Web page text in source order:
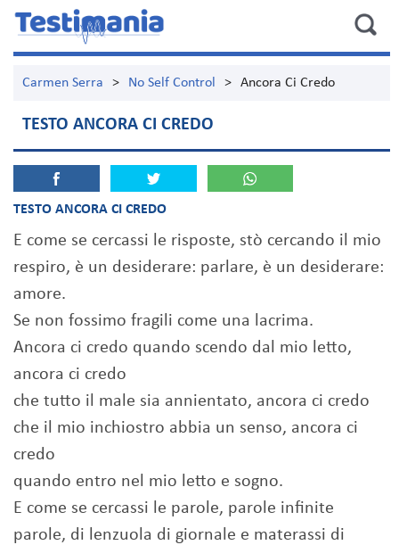
Carmen Serra > No Self Control > Ancora Ci Credo
TESTO ANCORA CI CREDO
TESTO ANCORA CI CREDO
E come se cercassi le risposte, stò cercando il mio
respiro, è un desiderare: parlare, è un desiderare:
amore.
Se non fossimo fragili come una lacrima.
Ancora ci credo quando scendo dal mio letto,
ancora ci credo
che tutto il male sia annientato, ancora ci credo
che il mio inchiostro abbia un senso, ancora ci
credo
quando entro nel mio letto e sogno.
E come se cercassi le parole, parole infinite
parole, di lenzuola di giornale e materassi di